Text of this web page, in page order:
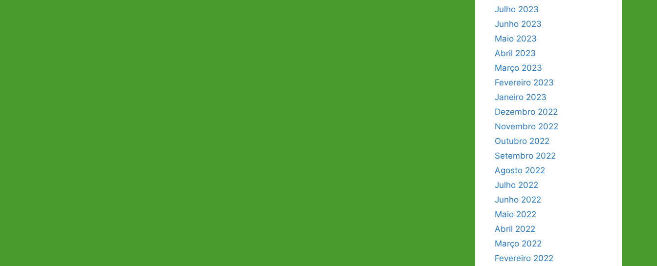
Julho 2023
Junho 2023
Maio 2023
Abril 2023
Março 2023
Fevereiro 2023
Janeiro 2023
Dezembro 2022
Novembro 2022
Outubro 2022
Setembro 2022
Agosto 2022
Julho 2022
Junho 2022
Maio 2022
Abril 2022
Março 2022
Fevereiro 2022